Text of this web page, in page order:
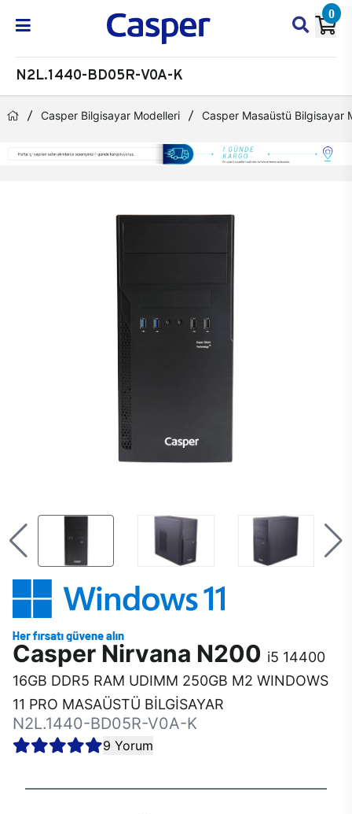
0
N2L.1440-BD05R-V0A-K
Casper Bilgisayar Modelleri Casper Masaüstü Bilgisayar
Casper Nirvana N200 i5 14400
16GB DDR5 RAM UDIMM 250GB M2 WINDOWS
11 PRO MASAÜSTÜ BİLGİSAYAR
N2L.1440-BD05R-V0A-K
9 Yorum